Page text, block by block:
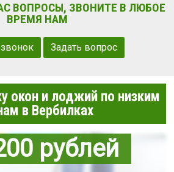
ВОПРОСЫ, ЗВОНИТЕ В ЛЮБОЕ
ВРЕМЯ НАМ
Задать вопрос
окон и лоджий по низким
в Вербилках
рублей